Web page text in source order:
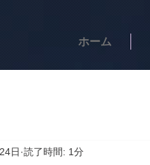
ホーム
日 読了時間: 1分